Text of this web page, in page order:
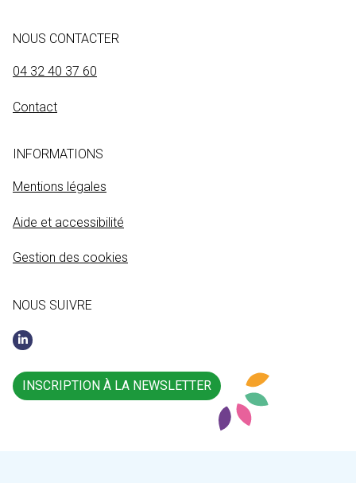
NOUS CONTACTER
04 32 40 37 60
Contact
INFORMATIONS
Mentions légales
Aide et accessibilité
Gestion des cookies
NOUS SUIVRE
INSCRIPTION À LA NEWSLETTER